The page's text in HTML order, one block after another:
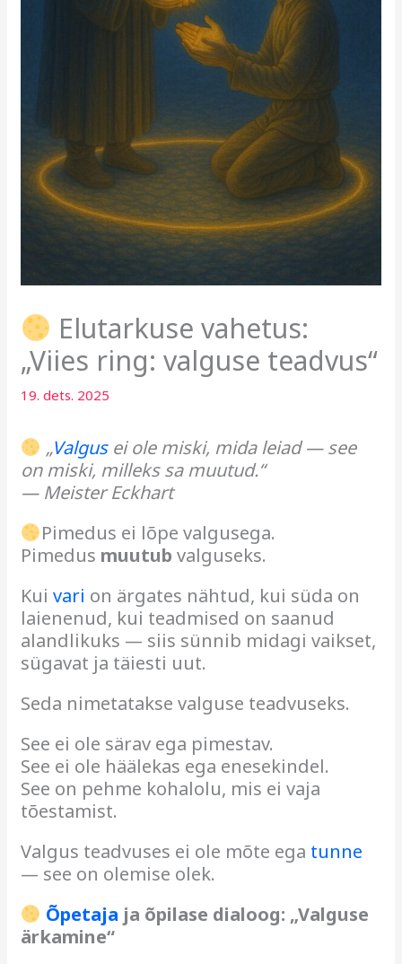
Elutarkuse vahetus:
„Viies ring: valguse teadvus“
19. dets. 2025
„Valgusei ole miski, mida leiad — see
on miski, milleks sa muutud.“
— Meister Eckhart
Pimedus ei lõpe valgusega.
Pimedus muutub valguseks.
Kuivari on ärgates nähtud, kui süda on
laienenud, kui teadmised on saanud
alandlikuks — siis sünnib midagi vaikset,
sügavat ja täiesti uut.
Seda nimetatakse valguse teadvuseks.
See ei ole särav ega pimestav.
See ei ole häälekas ega enesekindel.
See on pehme kohalolu, mis ei vaja
tõestamist.
Valgus teadvuses ei ole mõte ega tunne
— see on olemise olek.
Õpetaja ja õpilase dialoog: „Valguse
ärkamine“